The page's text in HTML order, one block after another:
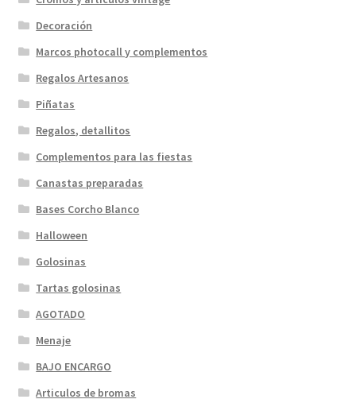
Decoración
Marcos photocall y complementos
Regalos Artesanos
Piñatas
Regalos, detallitos
Complementos para las fiestas
Canastas preparadas
Bases Corcho Blanco
Halloween
Golosinas
Tartas golosinas
AGOTADO
Menaje
BAJO ENCARGO
Articulos de bromas